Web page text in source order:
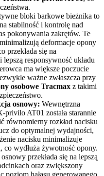
bloki barkowe bieżnika to
stabilność i kontrolę nad
pokonywania zakrętów. Te
deformacje opony
przekłada się na
responsywność układu
ma większe poczucie
ważne zwłaszcza przy
osobowe Tracmax z takimi
osnowy: Wewnętrzna
AT01 została starannie
równomierny rozkład nacisku
do optymalnej wydajności,
nacisku minimalizuje
co wydłuża żywotność opony.
przekłada się na lepszą
oraz zwiększony
poziom hałasu generowanego